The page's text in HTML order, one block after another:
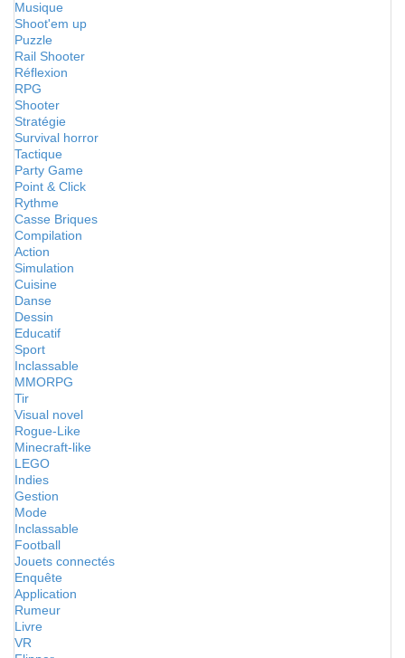
Musique
Shoot'em up
Puzzle
Rail Shooter
Réflexion
RPG
Shooter
Stratégie
Survival horror
Tactique
Party Game
Point & Click
Rythme
Casse Briques
Compilation
Action
Simulation
Cuisine
Danse
Dessin
Educatif
Sport
Inclassable
MMORPG
Tir
Visual novel
Rogue-Like
Minecraft-like
LEGO
Indies
Gestion
Mode
Inclassable
Football
Jouets connectés
Enquête
Application
Rumeur
Livre
VR